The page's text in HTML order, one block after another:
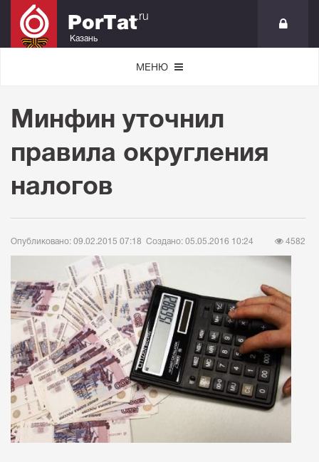
PorTat.ru
Казань
МЕНЮ
Минфин уточнил
правила округления
налогов
Опубликовано: 09.02.2015 07:18 Создано: 05.05.2016 10:24 4582